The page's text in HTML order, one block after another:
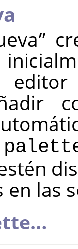
”
editor
en las